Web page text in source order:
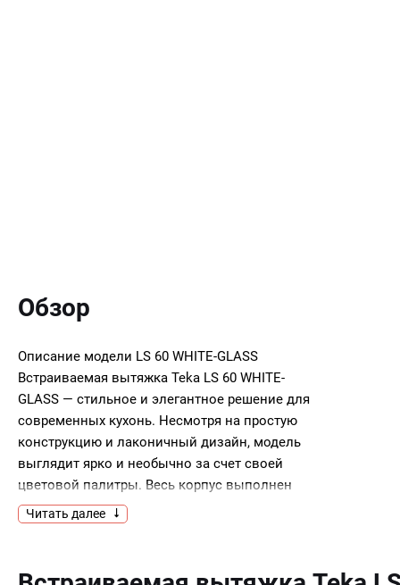
Обзор
Описание модели LS 60 WHITE-GLASS
Встраиваемая вытяжка Teka LS 60 WHITE-
GLASS — стильное и элегантное решение для
современных кухонь. Несмотря на простую
конструкцию и лаконичный дизайн, модель
выглядит ярко и необычно за счет своей
цветовой палитры. Весь корпус выполнен
в нейтральном оттенке белого. Этот цвет
обладает интересным свойством — он будет по-
и естественном освещении. Благодаря этому
Читать далее